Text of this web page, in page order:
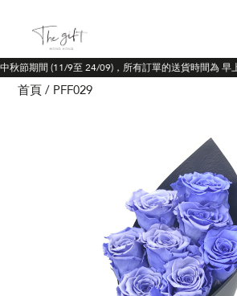
節期間 (11/9至 24/09)，所有訂單的送貨時間為 早
首頁 PFF029